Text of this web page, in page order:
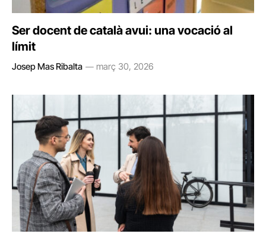
Ser docent de català avui: una vocació al
límit
Josep Mas Ribalta març 30, 2026